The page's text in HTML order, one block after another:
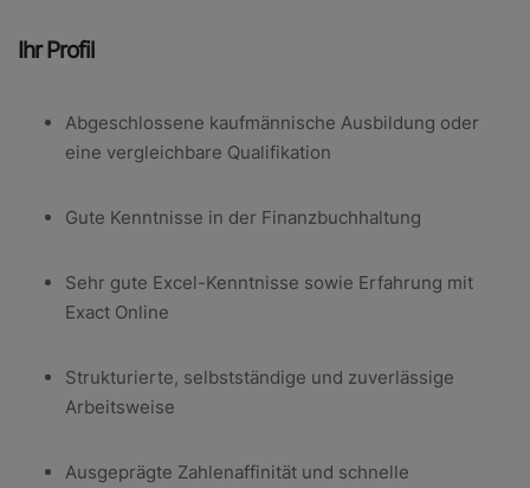
Ihr Profil
Abgeschlossene kaufmännische Ausbildung oder
eine vergleichbare Qualifikation
Gute Kenntnisse in der Finanzbuchhaltung
Sehr gute Excel-Kenntnisse sowie Erfahrung mit
Exact Online
Strukturierte, selbstständige und zuverlässige
Arbeitsweise
Ausgeprägte Zahlenaffinität und schnelle